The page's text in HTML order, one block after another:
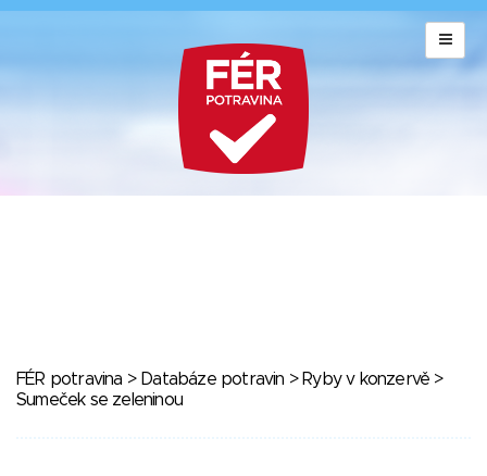
FÉR potravina > Databáze potravin > Ryby v konzervě >
Sumeček se zeleninou